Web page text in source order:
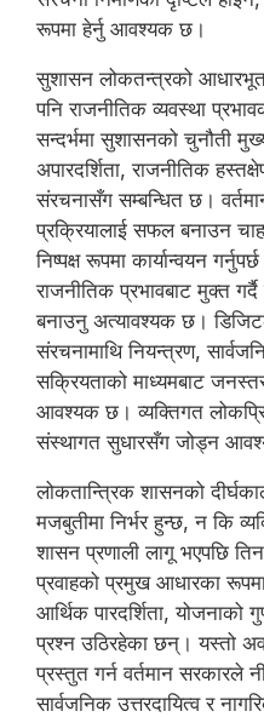
रूपमा हेर्नु आवश्यक छ।
सुशासन लोकतन्त्रको
पनि राजनीतिक व्यवस्था
सन्दर्भमा सुशासनको चुनौती
अपारदर्शिता, राजनीतिक
संरचनासँग सम्बन्धित छ।
प्रक्रियालाई सफल बनाउन
निष्पक्ष रूपमा कार्यान्वयन
राजनीतिक प्रभावबाट मुक्त गर्दै
बनाउनु अत्यावश्यक छ।
संरचनामाथि नियन्त्रण,
सक्रियताको माध्यमबाट
आवश्यक छ। व्यक्तिगत
संस्थागत सुधारसँग जोड्न
लोकतान्त्रिक शासनको
मजबुतीमा निर्भर हुन्छ, न कि
शासन प्रणाली लागू भएपछि
प्रवाहको प्रमुख आधारका
आर्थिक पारदर्शिता, योजनाको
प्रश्न उठिरहेका छन्। यस्तो
प्रस्तुत गर्न वर्तमान सरकारले
सार्वजनिक उत्तरदायित्व र